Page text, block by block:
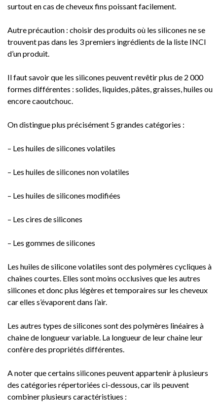
surtout en cas de cheveux fins poissant facilement.
Autre précaution : choisir des produits où les silicones ne se
trouvent pas dans les 3 premiers ingrédients de la liste INCI
d’un produit.
Il faut savoir que les silicones peuvent revêtir plus de 2 000
formes différentes : solides, liquides, pâtes, graisses, huiles ou
encore caoutchouc.
On distingue plus précisément 5 grandes catégories :
– Les huiles de silicones volatiles
– Les huiles de silicones non volatiles
– Les huiles de silicones modifiées
– Les cires de silicones
– Les gommes de silicones
Les huiles de silicone volatiles sont des polymères cycliques à
chaînes courtes. Elles sont moins occlusives que les autres
silicones et donc plus légères et temporaires sur les cheveux
car elles s’évaporent dans l’air.
Les autres types de silicones sont des polymères linéaires à
chaine de longueur variable. La longueur de leur chaine leur
confère des propriétés différentes.
A noter que certains silicones peuvent appartenir à plusieurs
des catégories répertoriées ci-dessous, car ils peuvent
combiner plusieurs caractéristiues :